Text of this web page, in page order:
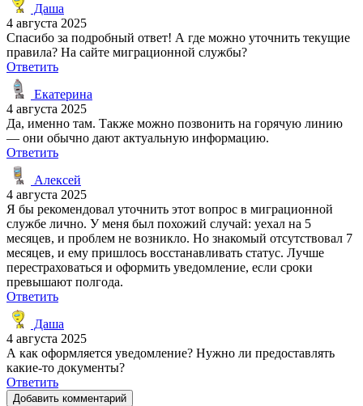
Даша
4 августа 2025
Спасибо за подробный ответ! А где можно уточнить текущие
правила? На сайте миграционной службы?
Ответить
Екатерина
4 августа 2025
Да, именно там. Также можно позвонить на горячую линию
— они обычно дают актуальную информацию.
Ответить
Алексей
4 августа 2025
Я бы рекомендовал уточнить этот вопрос в миграционной
службе лично. У меня был похожий случай: уехал на 5
месяцев, и проблем не возникло. Но знакомый отсутствовал 7
месяцев, и ему пришлось восстанавливать статус. Лучше
перестраховаться и оформить уведомление, если сроки
превышают полгода.
Ответить
Даша
4 августа 2025
А как оформляется уведомление? Нужно ли предоставлять
какие-то документы?
Ответить
Добавить комментарий